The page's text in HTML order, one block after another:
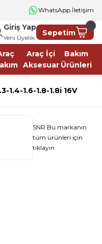
WhatsApp İletişim
Giriş Yap
Yeni Üyelik
Sepetim
Araç İçi
Aksesuar
Bakım
Ürünleri
1.4-1.6-1.8-1.8i 16V
SNR Bu markanın
tüm ürünleri için
tıklayın